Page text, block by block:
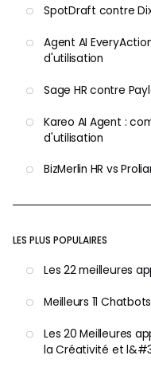
SpotDraft contre
Agent AI
d'utilisation
Sage HR contre
Kareo AI Agent :
d'utilisation
BizMerlin HR vs
LES PLUS POPULAIRES
Les 22 meilleures
Meilleurs 11
Les 20 Meilleures
la Créativité et